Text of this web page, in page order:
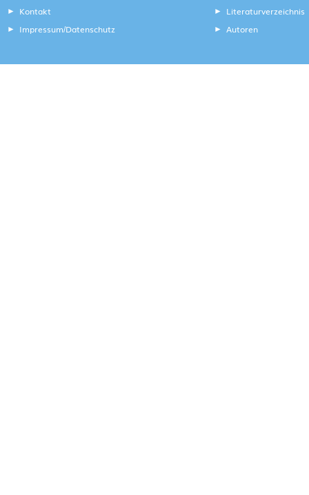
Kontakt
Impressum/Datenschutz
Literaturverzeichnis
Autoren